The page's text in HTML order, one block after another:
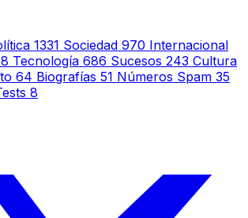
1331 Sociedad 970 Internacional
Tecnología 686 Sucesos 243 Cultura
64 Biografías 51 Números Spam 35
8